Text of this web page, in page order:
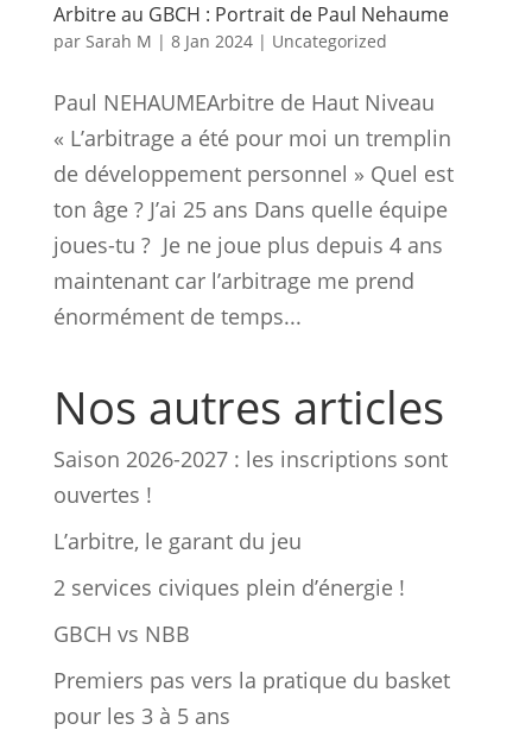
Arbitre au GBCH : Portrait de Paul Nehaume
par Sarah M | 8 Jan 2024| Uncategorized
Paul NEHAUMEArbitre de Haut Niveau
« L’arbitrage a été pour moi un tremplin
de développement personnel » Quel est
ton âge ? J’ai 25 ans Dans quelle équipe
joues-tu ? Je ne joue plus depuis 4 ans
maintenant car l’arbitrage me prend
énormément de temps...
Nos autres articles
Saison 2026-2027 : les inscriptions sont
ouvertes !
L’arbitre, le garant du jeu
2 services civiques plein d’énergie !
GBCH vs NBB
Premiers pas vers la pratique du basket
pour les 3 à 5 ans